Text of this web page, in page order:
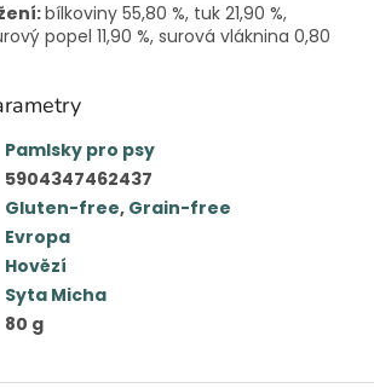
bílkoviny 55,80 %, tuk 21,90 %,
popel 11,90 %, surová vláknina 0,80
Pamlsky pro psy
5904347462437
Gluten-free, Grain-free
Evropa
Hovězí
Syta Micha
80 g